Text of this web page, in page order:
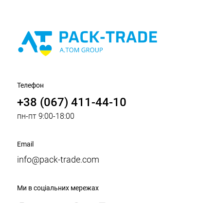
Телефон
+38 (067) 411-44-10
пн-пт 9:00-18:00
Email
info@pack-trade.com
Ми в соціальних мережах